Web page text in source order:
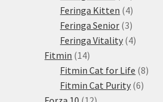
produktů
Feringa Kitten 44
produkty
Feringa Senior 33
produkty
Feringa Vitality 44
Fitmin 1414
produktů
Fitmin Cat for Life 88
Fitmin Cat Purity 66
12